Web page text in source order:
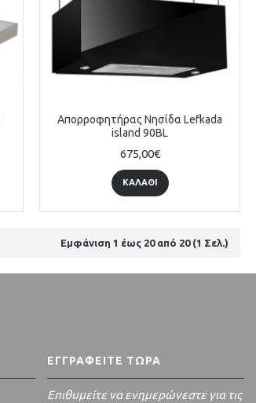
Απορροφητήρας Νησίδα Lefkada
island 90BL
675,00€
ΚΑΛΆΘΙ
Εμφάνιση 1 έως 20 από 20 (1 Σελ.)
ΕΓΓΡΑΦΕΊΤΕ ΤΏΡΑ
Επιθυμείτε να ενημερώνεστε για τις